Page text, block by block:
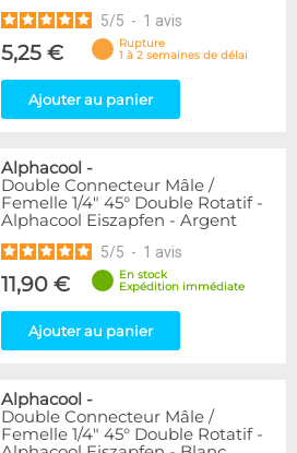
5/5 - 1 avis
5,25 €
Rupture
1 à 2 semaines de délai
Ajouter au panier
Alphacool -
Double Connecteur Mâle /
Femelle 1/4" 45° Double Rotatif -
Alphacool Eiszapfen - Argent
5/5 - 1 avis
11,90 €
En stock
Expédition immédiate
Ajouter au panier
Alphacool -
Double Connecteur Mâle /
Femelle 1/4" 45° Double Rotatif -